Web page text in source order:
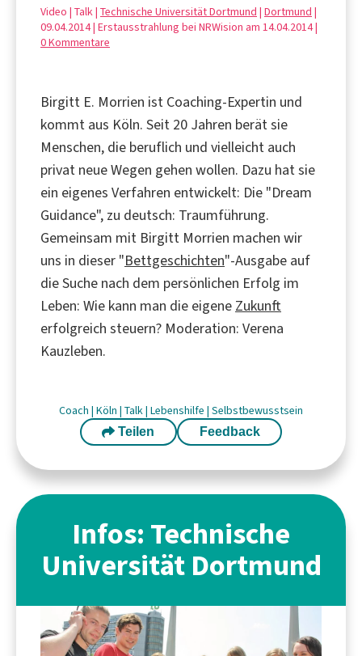
Video | Talk | Technische Universität Dortmund | Dortmund |
09.04.2014 | Erstausstrahlung bei NRWision am 14.04.2014 |
0 Kommentare
Birgitt E. Morrien ist Coaching-Expertin und
kommt aus Köln. Seit 20 Jahren berät sie
Menschen, die beruflich und vielleicht auch
privat neue Wegen gehen wollen. Dazu hat sie
ein eigenes Verfahren entwickelt: Die "Dream
Guidance", zu deutsch: Traumführung.
Gemeinsam mit Birgitt Morrien machen wir
uns in dieser "Bettgeschichten"-Ausgabe auf
die Suche nach dem persönlichen Erfolg im
Leben: Wie kann man die eigene Zukunft
erfolgreich steuern? Moderation: Verena
Kauzleben.
Coach | Köln | Talk| Lebenshilfe | Selbstbewusstsein
Teilen Feedback
Infos: Technische
Universität Dortmund